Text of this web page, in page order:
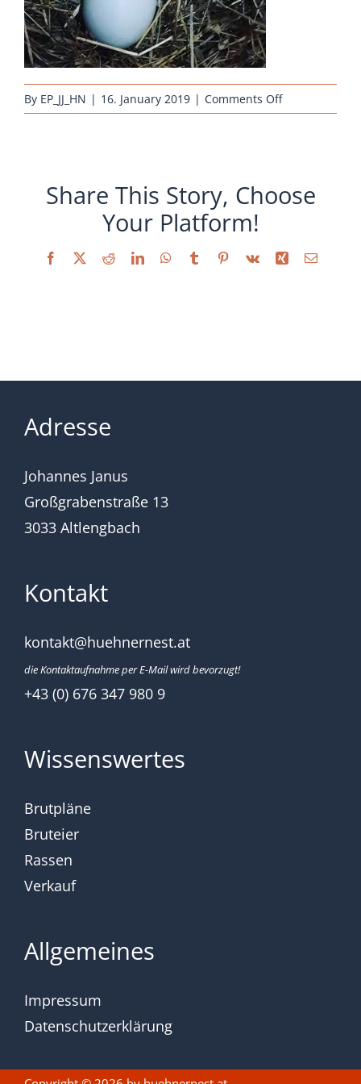
By EP_JJ_HN | 16. January 2019 | Comments Offon
AraucanaEier
Share This Story, Choose
Your Platform!
Facebook
X RedditLinkedInWhatsApp
TumblrPinterest
Vk Xing Email
Adresse
Johannes Janus
Großgrabenstraße 13
3033 Altlengbach
Kontakt
kontakt@huehnernest.at
die Kontaktaufnahme per E-Mail wird bevorzugt!
+43 (0) 676 347 980 9
Wissenswertes
Brutpläne
Bruteier
Rassen
Verkauf
Allgemeines
Impressum
Datenschutzerklärung